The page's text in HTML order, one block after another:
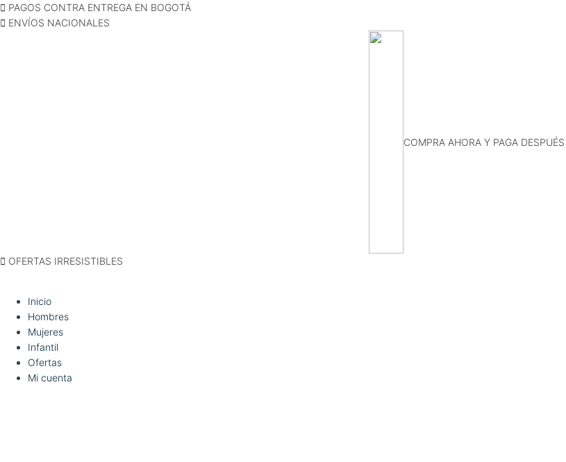
Skip
to
PAGOS CONTRA ENTREGA EN BOGOTÁ
ENVÍOS NACIONALES
COMPRA AHORA Y PAGA DESPUÉS
OFERTAS IRRESISTIBLES
Inicio
Hombres
Mujeres
Infantil
Ofertas
Mi cuenta